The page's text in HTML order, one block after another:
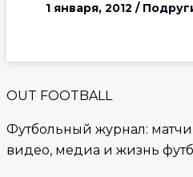
1 января, 2012 /
OUT FOOTBALL
Футбольный журнал:
видео, медиа и жизнь